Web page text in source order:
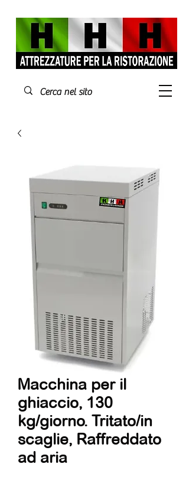
Macchina per il
ghiaccio, 130
kg/giorno. Tritato/in
scaglie, Raffreddato
ad aria